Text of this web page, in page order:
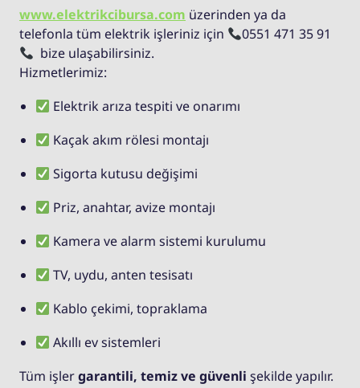
www.elektrikcibursa.com üzerinden ya da
telefonla tüm elektrik işleriniz için
0551 471 35 91
bize ulaşabilirsiniz.
Hizmetlerimiz:
Elektrik arıza tespiti ve onarımı
Kaçak akım rölesi montajı
Sigorta kutusu değişimi
Priz, anahtar, avize montajı
Kamera ve alarm sistemi kurulumu
TV, uydu, anten tesisatı
Kablo çekimi, topraklama
Akıllı ev sistemleri
Tüm işlergarantili, temiz ve güvenli şekilde yapılır.